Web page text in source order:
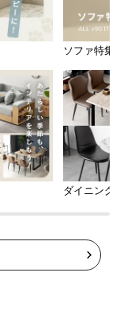
ソファ特集
ダイニング